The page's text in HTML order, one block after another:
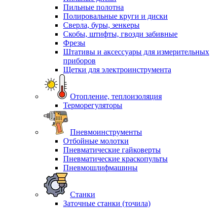
Пильные полотна
Полировальные круги и диски
Сверла, буры, зенкеры
Скобы, штифты, гвозди забивные
Фрезы
Штативы и аксессуары для измерительных
приборов
Щетки для электроинструмента
Отопление, теплоизоляция
Терморегуляторы
Пневмоинструменты
Отбойные молотки
Пневматические гайковерты
Пневматические краскопульты
Пневмошлифмашины
Станки
Заточные станки (точила)